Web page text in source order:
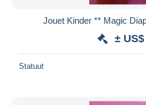
Jouet Kinder ** Magic
±
Statuut